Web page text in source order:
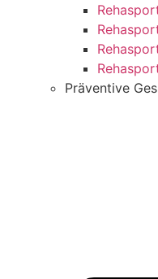
Präventive